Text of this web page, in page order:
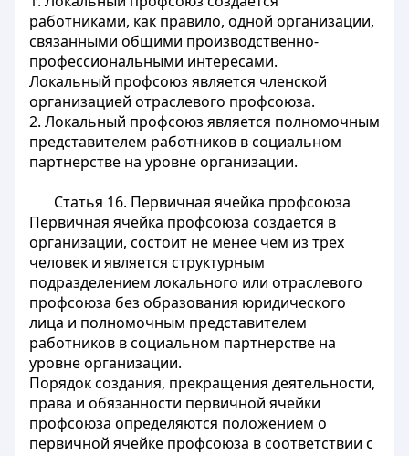
работниками, как правило, одной организации,
связанными общими производственно-
профессиональными интересами.
Локальный профсоюз является членской
организацией отраслевого профсоюза.
2. Локальный профсоюз является полномочным
представителем работников в социальном
партнерстве на уровне организации.
Статья 16. Первичная ячейка профсоюза
Первичная ячейка профсоюза создается в
организации, состоит не менее чем из трех
человек и является структурным
подразделением локального или отраслевого
профсоюза без образования юридического
лица и полномочным представителем
работников в социальном партнерстве на
уровне организации.
Порядок создания, прекращения деятельности,
права и обязанности первичной ячейки
профсоюза определяются положением о
первичной ячейке профсоюза в соответствии с